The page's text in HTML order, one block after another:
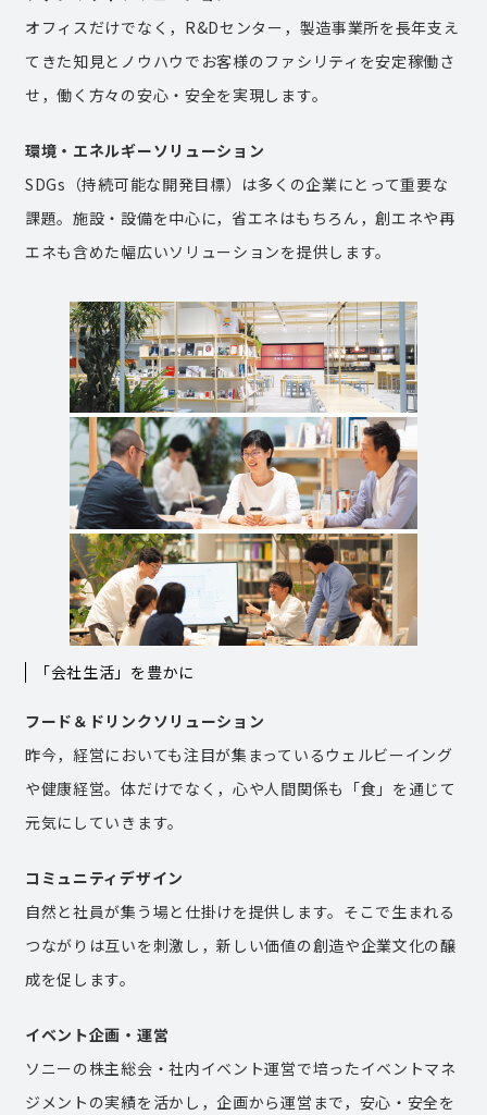
オフィスだけでなく，R&Dセンター，製造事業所を長年支え
てきた知見とノウハウでお客様のファシリティを安定稼働さ
せ，働く方々の安心・安全を実現します。
環境・エネルギーソリューション
SDGs（持続可能な開発目標）は多くの企業にとって重要な
課題。施設・設備を中心に，省エネはもちろん，創エネや再
エネも含めた幅広いソリューションを提供します。
「会社生活」を豊かに
フード＆ドリンクソリューション
昨今，経営においても注目が集まっているウェルビーイング
や健康経営。体だけでなく，心や人間関係も「食」を通じて
元気にしていきます。
コミュニティデザイン
自然と社員が集う場と仕掛けを提供します。そこで生まれる
つながりは互いを刺激し，新しい価値の創造や企業文化の醸
成を促します。
イベント企画・運営
ソニーの株主総会・社内イベント運営で培ったイベントマネ
ジメントの実績を活かし，企画から運営まで，安心・安全を